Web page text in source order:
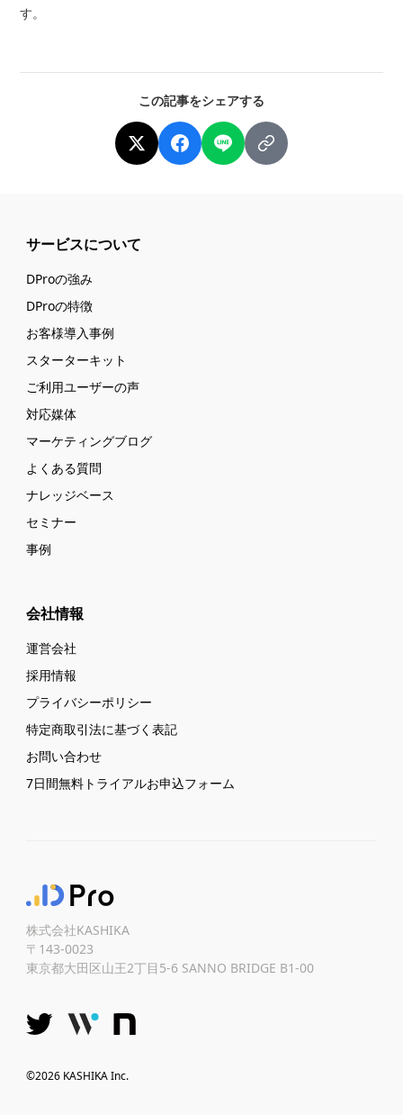
す。
この記事をシェアする
サービスについて
DProの強み
DProの特徴
お客様導入事例
スターターキット
ご利用ユーザーの声
対応媒体
マーケティングブログ
よくある質問
ナレッジベース
セミナー
事例
会社情報
運営会社
採用情報
プライバシーポリシー
特定商取引法に基づく表記
お問い合わせ
7日間無料トライアルお申込フォーム
株式会社KASHIKA
〒143-0023
東京都大田区山王2丁目5-6 SANNO BRIDGE B1-00
©2026 KASHIKA Inc.